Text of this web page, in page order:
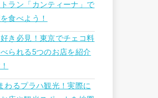
ラン「カンティーナ」で
食べよう！
き必見！東京でチェコ料
られる5つのお店を紹介
わるプラハ観光！実際に